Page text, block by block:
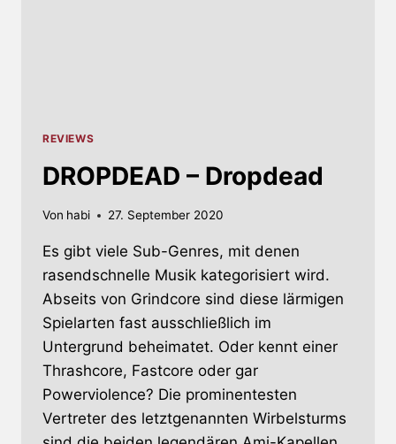
REVIEWS
DROPDEAD – Dropdead
Von habi 27. September 2020
Es gibt viele Sub-Genres, mit denen
rasendschnelle Musik kategorisiert wird.
Abseits von Grindcore sind diese lärmigen
Spielarten fast ausschließlich im
Untergrund beheimatet. Oder kennt einer
Thrashcore, Fastcore oder gar
Powerviolence? Die prominentesten
Vertreter des letztgenannten Wirbelsturms